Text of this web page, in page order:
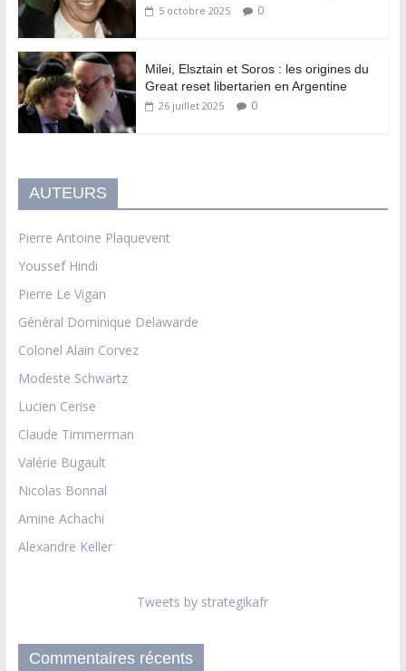
5 octobre 2025 0
Milei, Elsztain et Soros : les origines du
Great reset libertarien en Argentine
26 juillet 2025 0
AUTEURS
Pierre Antoine Plaquevent
Youssef Hindi
Pierre Le Vigan
Général Dominique Delawarde
Colonel Alain Corvez
Modeste Schwartz
Lucien Cerise
Claude Timmerman
Valérie Bugault
Nicolas Bonnal
Amine Achachi
Alexandre Keller
Tweets by strategikafr
Commentaires récents